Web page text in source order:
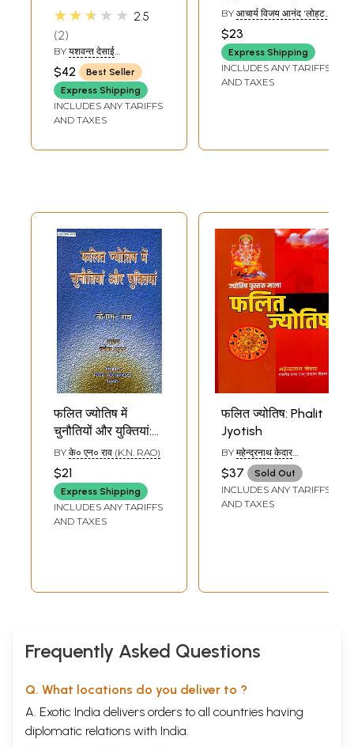
ज्योतिष रहस्य: Secrets
Based on
Krishnamurti
Paddhati
★★★★★ 2.5
2
BY यशवन्त देसाई
(YASHWANT DESAI)
$42
Best Seller
Express Shipping
INCLUDES ANY TARIFFS
AND TAXES
BY आचार्य विजय आनंद 'लोहट'
'LOHAT')
$23
Express Shipping
INCLUDES ANY TARIFFS
AND TAXES
फलित ज्योतिष में
चुनौतियों और युक्तियां:
Challenges and
Tips in Phalit
Jyotish
BY के० एन० राव (K.N. RAO)
$21
Express Shipping
INCLUDES ANY TARIFFS
AND TAXES
फलित ज्योतिष: Phalit
Jyotish
BY महेन्द्रनाथ केदार
(MAHENDRANATH
KEDAR)
$37 Sold Out
INCLUDES ANY TARIFFS
AND TAXES
Frequently Asked Questions
Q. What locations do you deliver to ?
A. Exotic India delivers orders to all countries having
diplomatic relations with India.